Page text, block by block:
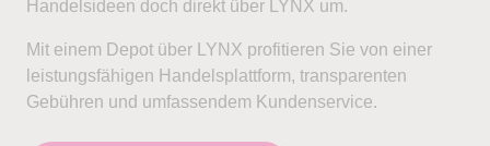
Handelsideen doch direkt über LYNX um.
Mit einem Depot über LYNX profitieren Sie von einer
leistungsfähigen Handelsplattform, transparenten
Gebühren und umfassendem Kundenservice.